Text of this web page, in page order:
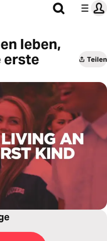
leben,
erste
Teilen